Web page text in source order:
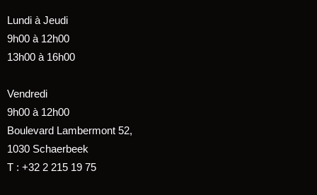
Lundi à Jeudi
9h00 à 12h00
13h00 à 16h00
Vendredi
9h00 à 12h00
Boulevard Lambermont 52,
1030 Schaerbeek
T : +32 2 215 19 75